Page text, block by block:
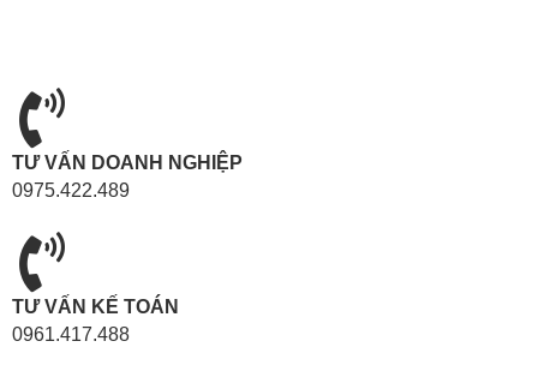
TƯ VẤN DOANH NGHIỆP
0975.422.489
TƯ VẤN KẾ TOÁN
0961.417.488